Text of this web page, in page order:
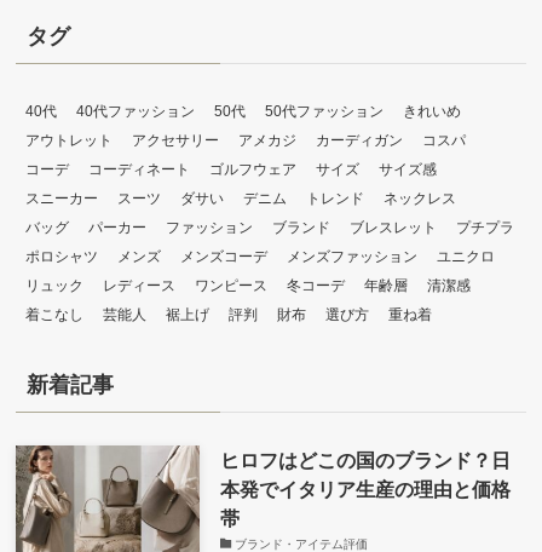
リ
ー
タグ
40代 40代ファッション 50代 50代ファッション
きれいめ
アウトレット
アクセサリー アメカジ カーディガン
コスパ
コーデ
コーディネート ゴルフウェア サイズ
サイズ感
スニーカー
スーツ ダサい デニム トレンド
ネックレス
バッグ
パーカー ファッション ブランド ブレスレット
プチプラ
ポロシャツ
メンズ メンズコーデ メンズファッション
ユニクロ
リュック
レディース ワンピース 冬コーデ 年齢層
清潔感
着こなし
芸能人 裾上げ 評判 財布 選び方 重ね着
新着記事
ヒロフはどこの国のブランド？日
本発でイタリア生産の理由と価格
帯
ブランド・アイテム評価